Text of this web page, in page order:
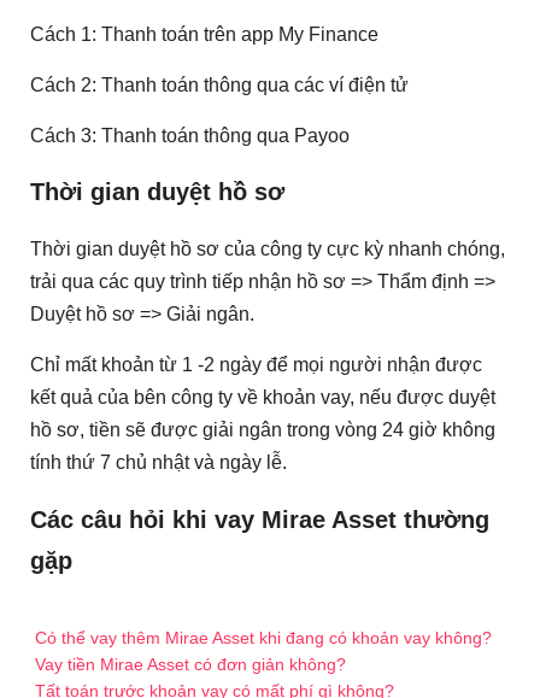
Cách 1: Thanh toán trên app My Finance
Cách 2: Thanh toán thông qua các ví điện tử
Cách 3: Thanh toán thông qua Payoo
Thời gian duyệt hồ sơ
Thời gian duyệt hồ sơ của công ty cực kỳ nhanh chóng,
trải qua các quy trình tiếp nhận hồ sơ => Thẩm định =>
Duyệt hồ sơ => Giải ngân.
Chỉ mất khoản từ 1 -2 ngày để mọi người nhận được
kết quả của bên công ty về khoản vay, nếu được duyệt
hồ sơ, tiền sẽ được giải ngân trong vòng 24 giờ không
tính thứ 7 chủ nhật và ngày lễ.
Các câu hỏi khi vay Mirae Asset thường
gặp
Có thể vay thêm Mirae Asset khi đang có khoản vay không?
Vay tiền Mirae Asset có đơn giản không?
Tất toán trước khoản vay có mất phí gì không?